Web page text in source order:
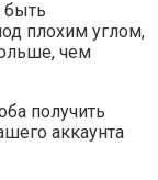
быть
плохим углом,
чем
получить
аккаунта